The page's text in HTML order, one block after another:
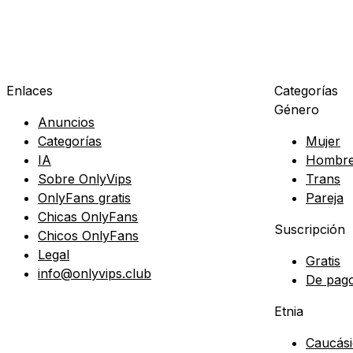
Enlaces
Anuncios
Categorías
IA
Sobre OnlyVips
OnlyFans gratis
Chicas OnlyFans
Chicos OnlyFans
Legal
info@onlyvips.club
Categorías
Género
Mujer
Trans
Pareja
Suscripción
Gratis
De
Etnia